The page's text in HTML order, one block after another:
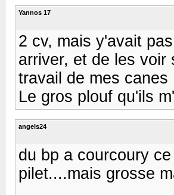
Yannos 17
2 cv, mais y'avait
arriver, et de les voir
travail de mes
Le gros plouf qu'ils
angels24
du bp a courcoury
pilet....mais grosse